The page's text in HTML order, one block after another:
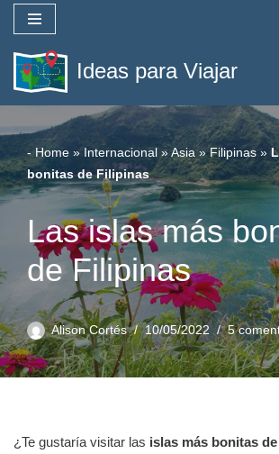
Saltar
al
contenido
Ideas para Viajar
- Home » Internacional»Asia»Filipinas »
bonitas de Filipinas
Las islas más
de Filipinas
Alison Cortés 10/05/2022 5
¿Te gustaría visitar las islas más bonitas